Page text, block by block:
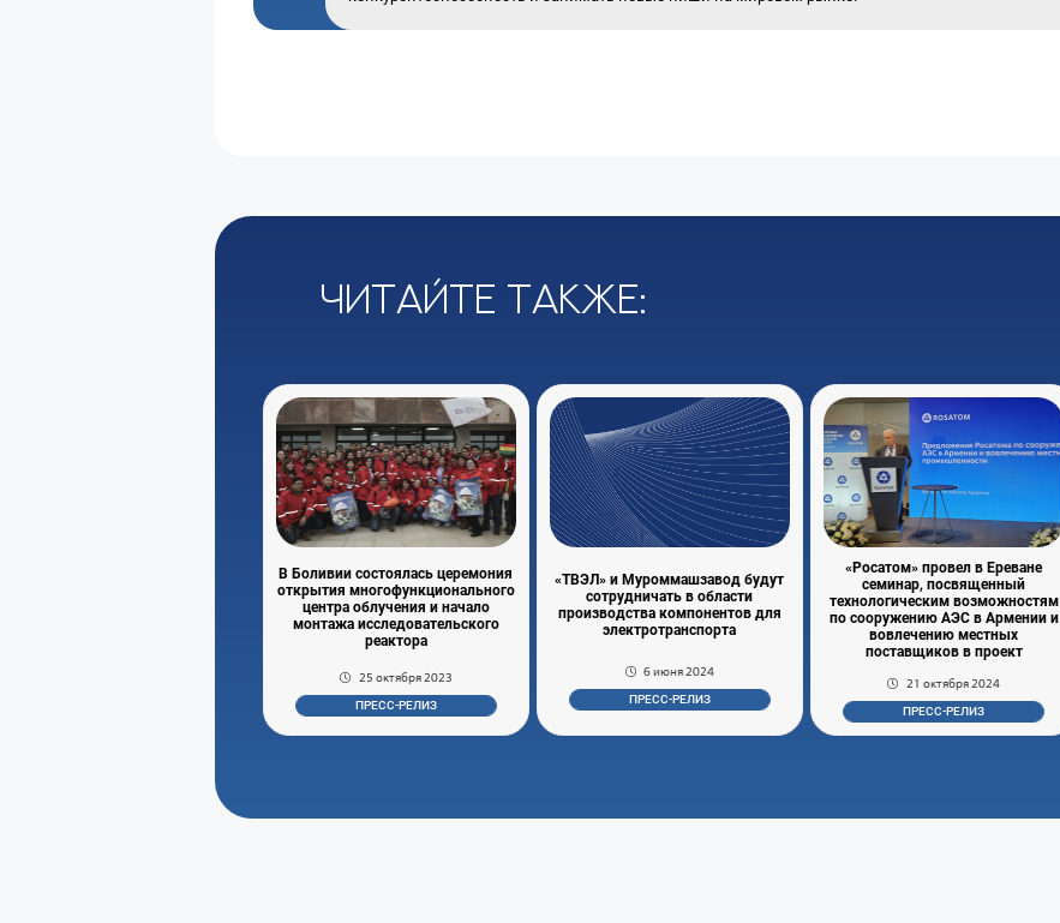
Читайте также:
В Боливии состоялась церемония
открытия многофункционального
центра облучения и начало
монтажа исследовательского
реактора
25 октября 2023
ПРЕСС-РЕЛИЗ
«ТВЭЛ» и Муроммашзавод будут
сотрудничать в области
производства компонентов для
электротранспорта
6 июня 2024
ПРЕСС-РЕЛИЗ
«Росатом» провел в Ереване
семинар, посвященный
технологическим возможностям
по сооружению АЭС в Армении и
вовлечению местных
поставщиков в проект
21 октября 2024
ПРЕСС-РЕЛИЗ